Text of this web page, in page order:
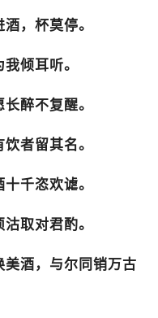
，杯莫停。
倾耳听。
醉不复醒。
者留其名。
千恣欢谑。
取对君酌。
美酒，与尔同销万古